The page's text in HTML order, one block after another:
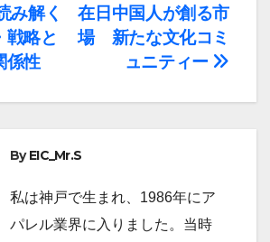
在日中国人が創る市
場 新たな文化コミ
ュニティー
み解く
戦略と
係性
ByEIC_Mr.S
私は神戸で生まれ、1986年にア
パレル業界に入りました。当時